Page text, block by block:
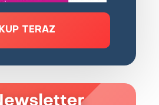
KUP TERAZ